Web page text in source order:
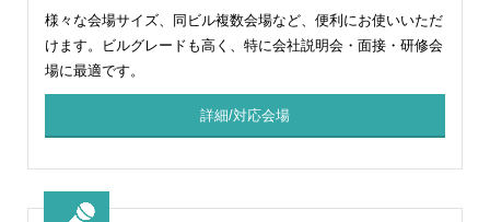
様々な会場サイズ、同ビル複数会場など、便利にお使いいただ
けます。ビルグレードも高く、特に会社説明会・面接・研修会
場に最適です。
詳細/対応会場